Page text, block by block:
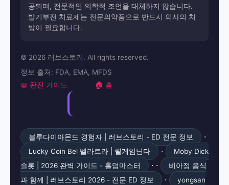
공되며, 전문적인 의학적 조언을 대체하지 않습니다.
발기부전 치료제는 전문의약품으로 반드시 의사의 처
방이 필요합니다.
© 2026 러브스토리. All rights reserved.
정보 출처: FDA, EMA, MFDS
📖 완전 가이드 🏠 홈
블루다이아몬드 경험자 | 러브스토리 - ED 전문 정보 ·
Lucky Coin Bel 벨라트라 | 릴게임난다 ·
Moby Dick
슬롯 | 2026 완벽 가이드 - 홀덤마스터
· ·
비아정 음식
과 함께 | 러브스토리 2026 - 전문 ED 정보
·
yongsan